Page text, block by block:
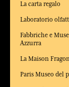
La carta regalo
Laboratorio
Fabbriche e
Azzurra
La Maison
Paris Museo del